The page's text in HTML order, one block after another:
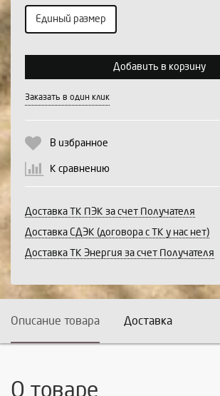
Единый размер
Выберите количество:
Продолжить Отмена
Добавить в корзину
Заказать в один клик
В избранное
К сравнению
Доставка ТК ПЭК за счет Получателя
Доставка СДЭК (договора с ТК у нас нет)
Доставка ТК Энергия за счет Получателя
Описание товара Доставка
О товаре